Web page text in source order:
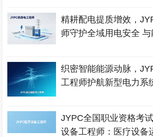
精耕配电提质增效，
师守护全域用电安全 与
织密智能能源动脉，
工程师护航新型电力系
JYPC全国职业资格考
设备工程师：医疗设备